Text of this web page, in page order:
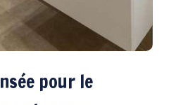
pour le